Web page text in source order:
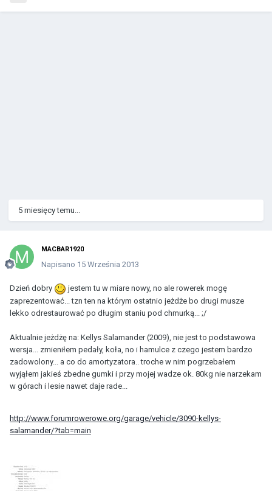
5 miesięcy temu...
MACBAR1920
Napisano 15 Września 2013
Dzień dobry
jestem tu w miare nowy, no ale rowerek mogę
zaprezentować... tzn ten na którym ostatnio jeżdże bo drugi musze
lekko odrestaurować po długim staniu pod chmurką... ;/
Aktualnie jeżdżę na: Kellys Salamander (2009), nie jest to podstawowa
wersja... zmieniłem pedały, koła, no i hamulce z czego jestem bardzo
zadowolony... a co do amortyzatora.. troche w nim pogrzebałem
wyjąłem jakieś zbedne gumki i przy mojej wadze ok. 80kg nie narzekam
w górach i lesie nawet daje rade...
http://www.forumrowerowe.org/garage/vehicle/3090-kellys-
salamander/?tab=main